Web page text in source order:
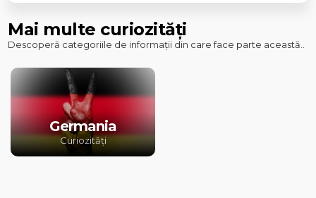
Mai multe curiozități
Descoperă categoriile de informații din care face parte această..
Germania
Curiozități